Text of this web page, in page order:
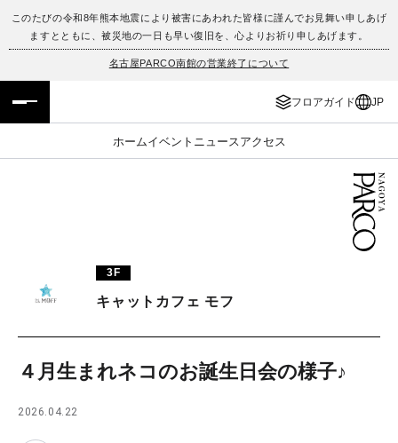
このたびの令和8年熊本地震により被害にあわれた皆様に謹んでお見舞い申しあげ
ますとともに、被災地の一日も早い復旧を、心よりお祈り申しあげます。
名古屋PARCO南館の営業終了について
フロアガイド JP
ホームイベント ニュース アクセス
フロアガイド
イベント・ポップアップ
TAX FREE
JP
ENGLISH
3F
キャットカフェ モフ
４月生まれネコのお誕生日会の様子♪
2026.04.22